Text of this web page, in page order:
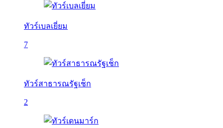
ทัวร์เบลเยี่ยม
7
ทัวร์สาธารณรัฐเช็ก
2